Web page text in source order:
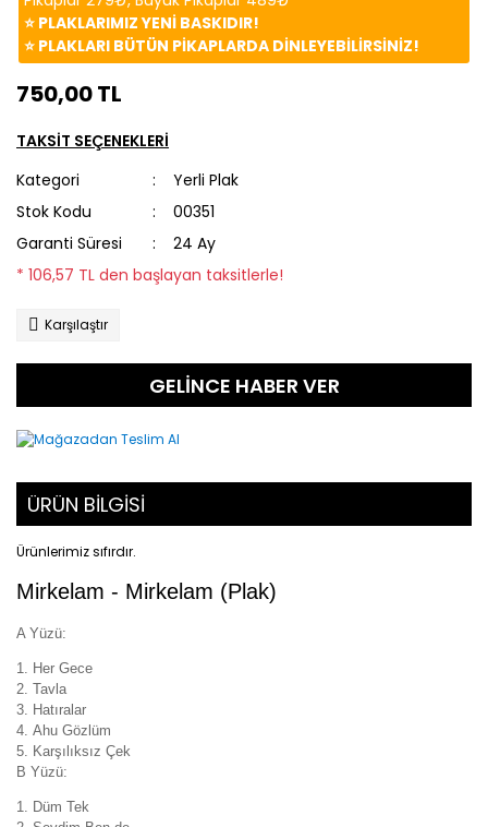
⭐️ PLAKLARIMIZ YENİ BASKIDIR!
⭐️ PLAKLARI BÜTÜN PİKAPLARDA DİNLEYEBİLİRSİNİZ!
750,00 TL
TAKSİT SEÇENEKLERİ
Kategori
Yerli Plak
Stok Kodu
00351
Garanti Süresi
24 Ay
* 106,57 TL den başlayan taksitlerle!
Karşılaştır
GELİNCE HABER VER
ÜRÜN BİLGİSİ
Ürünlerimiz sıfırdır.
Mirkelam - Mirkelam (Plak)
A Yüzü:
Her Gece
Tavla
Hatıralar
Ahu Gözlüm
Karşılıksız Çek
B Yüzü:
Düm Tek